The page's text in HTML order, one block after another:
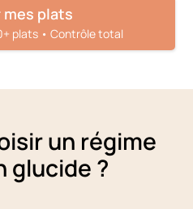
plats
plats • Contrôle total
un régime
glucide ?